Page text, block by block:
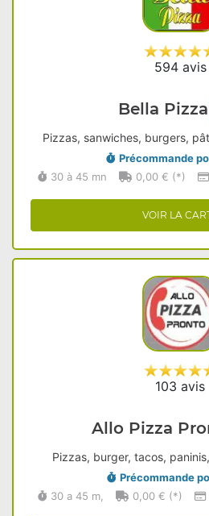
594 avis
Bella Pizza
Pizzas, sanwiches, burgers,
Précommande
30 à 45 mn
0,00 € (*)
VOIR LA
103 avis
Allo Pizza
Pizzas, burger, tacos,
Précommande
30 a 45 m,
0,00 € (*)